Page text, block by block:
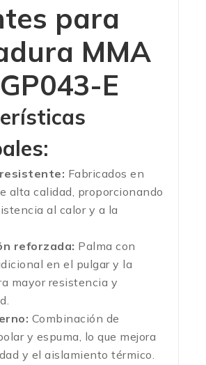
para
MMA
E
Fabricados en
alta calidad, proporcionando
al calor y a la
reforzada: Palma con
en el pulgar y la
mayor resistencia y
Combinación de
y espuma, lo que mejora
y el aislamiento térmico.